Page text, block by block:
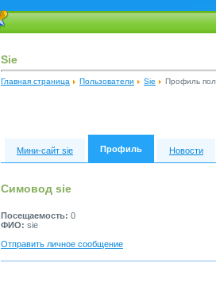
Sie
Главная страница Пользователи Sie Профиль
Мини-сайт sie Профиль Новости
Симовод sie
Посещаемость: 0
ФИО: sie
Отправить личное сообщение